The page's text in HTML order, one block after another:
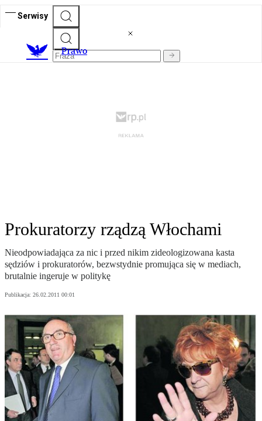
Serwisy
Prawo
Prokuratorzy rządzą Włochami
Nieodpowiadająca za nic i przed nikim zideologizowana kasta
sędziów i prokuratorów, bezwstydnie promująca się w mediach,
brutalnie ingeruje w politykę
Publikacja: 26.02.2011 00:01